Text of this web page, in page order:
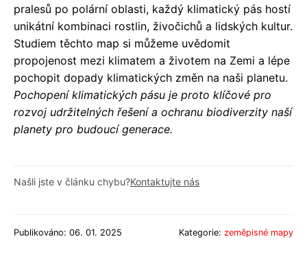
pralesů po polární oblasti, každý klimatický pás hostí
unikátní kombinaci rostlin, živočichů a lidských kultur.
Studiem těchto map si můžeme uvědomit
propojenost mezi klimatem a životem na Zemi a lépe
pochopit dopady klimatických změn na naši planetu.
Pochopení klimatických pásu je proto klíčové pro
rozvoj udržitelných řešení a ochranu biodiverzity naší
planety pro budoucí generace.
Našli jste v článku chybu?Kontaktujte nás
Publikováno: 06. 01. 2025 Kategorie: zeměpisné mapy